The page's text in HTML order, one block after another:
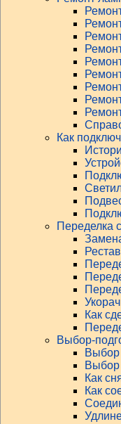
Как
Переделка
Как
Выбор-
Выбор
Выбор
Как
Как